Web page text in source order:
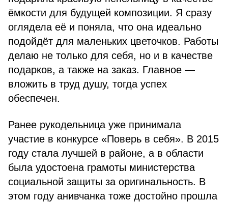
ёмкости для будущей композиции. Я сразу
оглядела её и поняла, что она идеально
подойдёт для маленьких цветочков. Работы
делаю не только для себя, но и в качестве
подарков, а также на заказ. Главное —
вложить в труд душу, тогда успех
обеспечен.
Ранее рукодельница уже принимала
участие в конкурсе «Поверь в себя». В 2015
году стала лучшей в районе, а в области
была удостоена грамоты министерства
социальной защиты за оригинальность. В
этом году анивчанка тоже достойно прошла